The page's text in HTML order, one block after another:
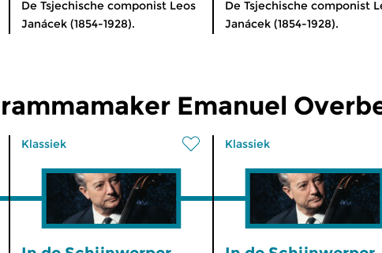
De Tsjechische componist Leos
Janácek (1854-1928).
De Tsjechische componist
Janácek (1854-1928).
Emanuel
Klassiek Klassiek